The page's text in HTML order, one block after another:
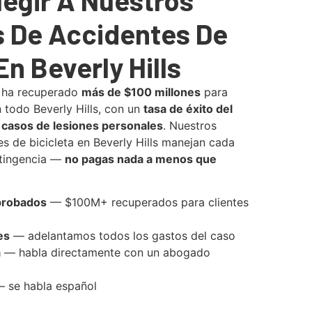
Accidentes De
Beverly Hills
recuperado más de $100 millones para
todo Beverly Hills, con un tasa de éxito del
de lesiones personales. Nuestros
de bicicleta en Beverly Hills manejan cada
— no pagas nada a menos que
— $100M+ recuperados para clientes
— adelantamos todos los gastos del caso
— habla directamente con un abogado
habla español